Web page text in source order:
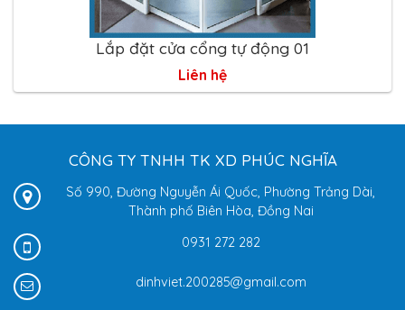
Lắp đặt cửa cổng tự động 01
Liên hệ
CÔNG TY TNHH TK XD PHÚC NGHĨA
Số 990, Đường Nguyễn Ái Quốc, Phường Trảng Dài,
Thành phố Biên Hòa, Đồng Nai
0931 272 282
dinhviet.200285@gmail.com